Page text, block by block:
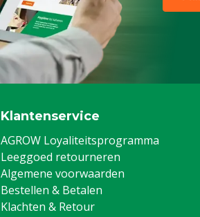
Klantenservice
AGROW Loyaliteitsprogramma
Leeggoed retourneren
Algemene voorwaarden
Bestellen & Betalen
Klachten & Retour